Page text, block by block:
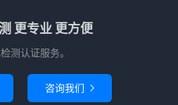
更专业 更方便
测认证服务。
咨询我们 